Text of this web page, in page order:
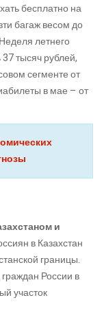
бесплатно на
багаж весом до
летнего
тысяч рублей,
сегменте от
в мае – от
и
в Казахстан
границы.
России в
участок